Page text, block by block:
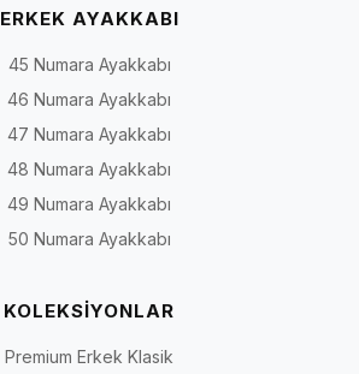
ERKEK AYAKKABI
45 Numara Ayakkabı
46 Numara Ayakkabı
47 Numara Ayakkabı
48 Numara Ayakkabı
49 Numara Ayakkabı
50 Numara Ayakkabı
KOLEKSİYONLAR
Premium Erkek Klasik